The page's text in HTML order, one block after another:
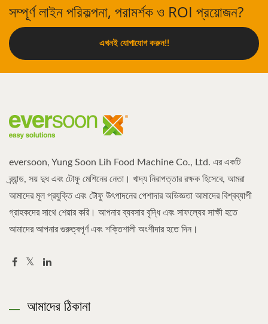
সম্পূর্ণ লাইন পরিকল্পনা, পরামর্শক ও ROI প্রয়োজন?
এখনই যোগাযোগ করুন!!
eversoon, Yung Soon Lih Food Machine Co., Ltd. এর একটি
ব্র্যান্ড, সয় দুধ এবং টোফু মেশিনের নেতা। খাদ্য নিরাপত্তার রক্ষক হিসেবে, আমরা
আমাদের মূল প্রযুক্তি এবং টোফু উৎপাদনের পেশাদার অভিজ্ঞতা আমাদের বিশ্বব্যাপী
গ্রাহকদের সাথে শেয়ার করি। আপনার ব্যবসার বৃদ্ধি এবং সাফল্যের সাক্ষী হতে
আমাদের আপনার গুরুত্বপূর্ণ এবং শক্তিশালী অংশীদার হতে দিন।
আমাদের ঠিকানা